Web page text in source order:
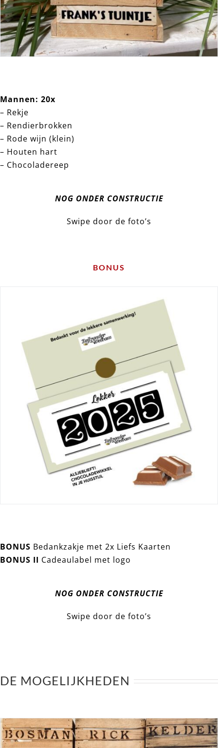
Mannen: 20x
– Rekje
– Rendierbrokken
– Rode wijn (klein)
– Houten hart
– Chocoladereep
NOG ONDER CONSTRUCTIE
Swipe door de foto’s
BONUS
BONUS Bedankzakje met 2x Liefs Kaarten
BONUS II Cadeaulabel met logo
NOG ONDER CONSTRUCTIE
Swipe door de foto’s
DE MOGELIJKHEDEN